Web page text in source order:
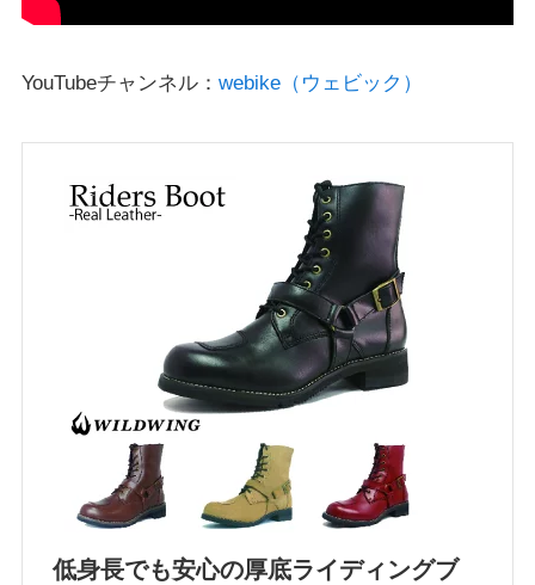
YouTubeチャンネル： webike（ウェビック）
低身長でも安心の厚底ライディングブ